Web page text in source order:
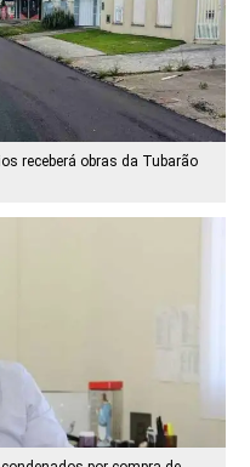
receberá obras da Tubarão